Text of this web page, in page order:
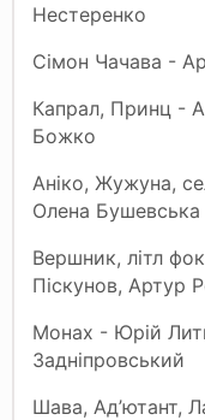
Нестеренко
Сімон Чачава -
Капрал, Принц -
Божко
Аніко, Жужуна,
Олена Бушевська
Вершник, літл
Піскунов, Артур
Монах - Юрій
Задніпровський
Шава, Ад’ютант,